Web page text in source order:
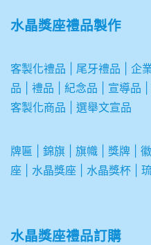
水晶獎座禮品製作
客製化禮品 尾牙禮品 企
品
禮品 紀念品 宣導品
客製化商品
選舉文宣品
牌匾 錦旗 旗幟 獎牌
座
水晶獎座 水晶獎杯
水晶獎座禮品訂購